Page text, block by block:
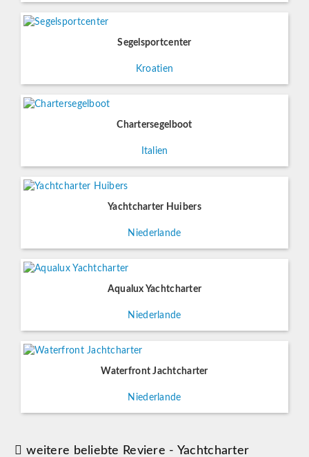
Segelsportcenter
Kroatien
Chartersegelboot
Italien
Yachtcharter Huibers
Niederlande
Aqualux Yachtcharter
Niederlande
Waterfront Jachtcharter
Niederlande
weitere beliebte Reviere - Yachtcharter